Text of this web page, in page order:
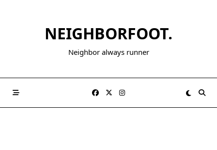
NEIGHBORFOOT.
Neighbor always runner